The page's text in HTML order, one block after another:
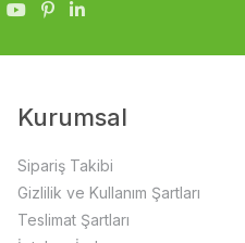
Kurumsal
Sipariş Takibi
Gizlilik ve Kullanım Şartları
Teslimat Şartları